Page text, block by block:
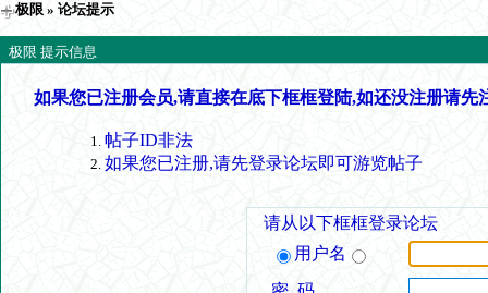
极限 » 论坛提示
极限 提示信息
如果您已注册会员,请直接在底下框框登陆,如还没注册请先
帖子ID非法
如果您已注册,请先登录论坛即可游览帖子
请从以下框框登录论坛
用户名